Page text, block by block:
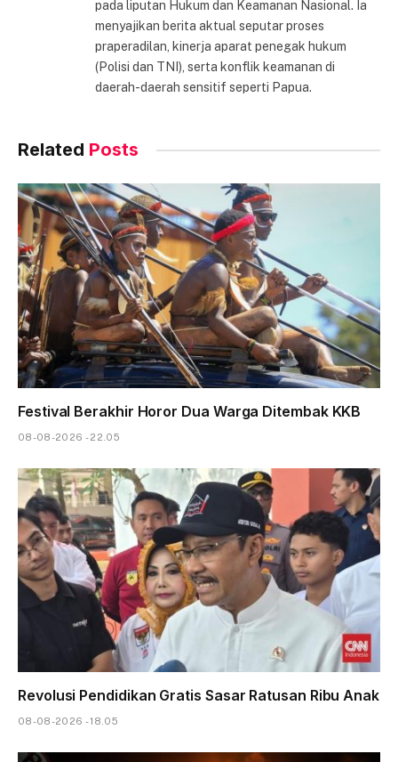
pada liputan Hukum dan Keamanan Nasional. Ia
menyajikan berita aktual seputar proses
praperadilan, kinerja aparat penegak hukum
(Polisi dan TNI), serta konflik keamanan di
daerah-daerah sensitif seperti Papua.
Related Posts
Festival Berakhir Horor Dua Warga Ditembak KKB
08-08-2026 - 22.05
Revolusi Pendidikan Gratis Sasar Ratusan Ribu Anak
08-08-2026 - 18.05